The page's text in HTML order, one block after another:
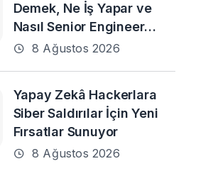
Demek, Ne İş Yapar ve
Nasıl Senior Engineer
Olunur?
8 Ağustos 2026
Yapay Zekâ Hackerlara
Siber Saldırılar İçin Yeni
Fırsatlar Sunuyor
8 Ağustos 2026